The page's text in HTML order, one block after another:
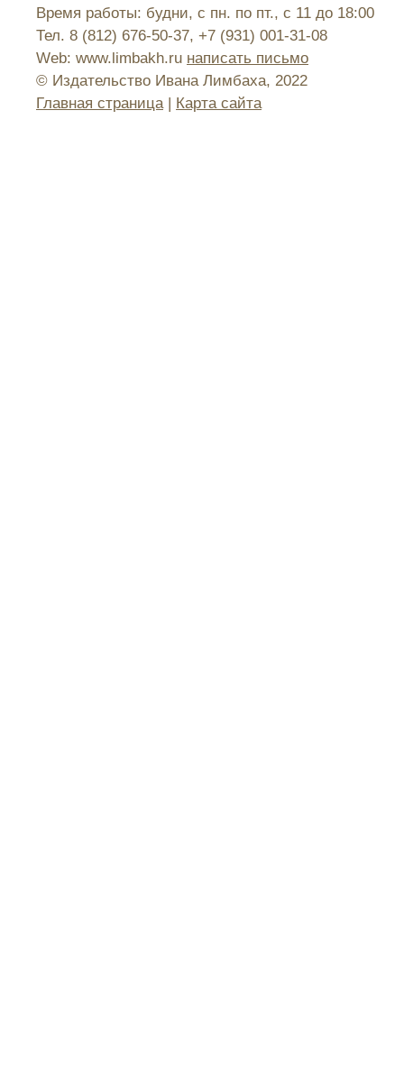
Время работы: будни, с пн. по пт., с 11 до 18:00
Тел. 8 (812) 676-50-37, +7 (931) 001-31-08
Web: www.limbakh.ru написать письмо
© Издательство Ивана Лимбаха, 2022
Главная страница| Карта сайта